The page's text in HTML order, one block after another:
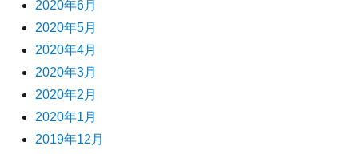
2020年6月
2020年5月
2020年4月
2020年3月
2020年2月
2020年1月
2019年12月